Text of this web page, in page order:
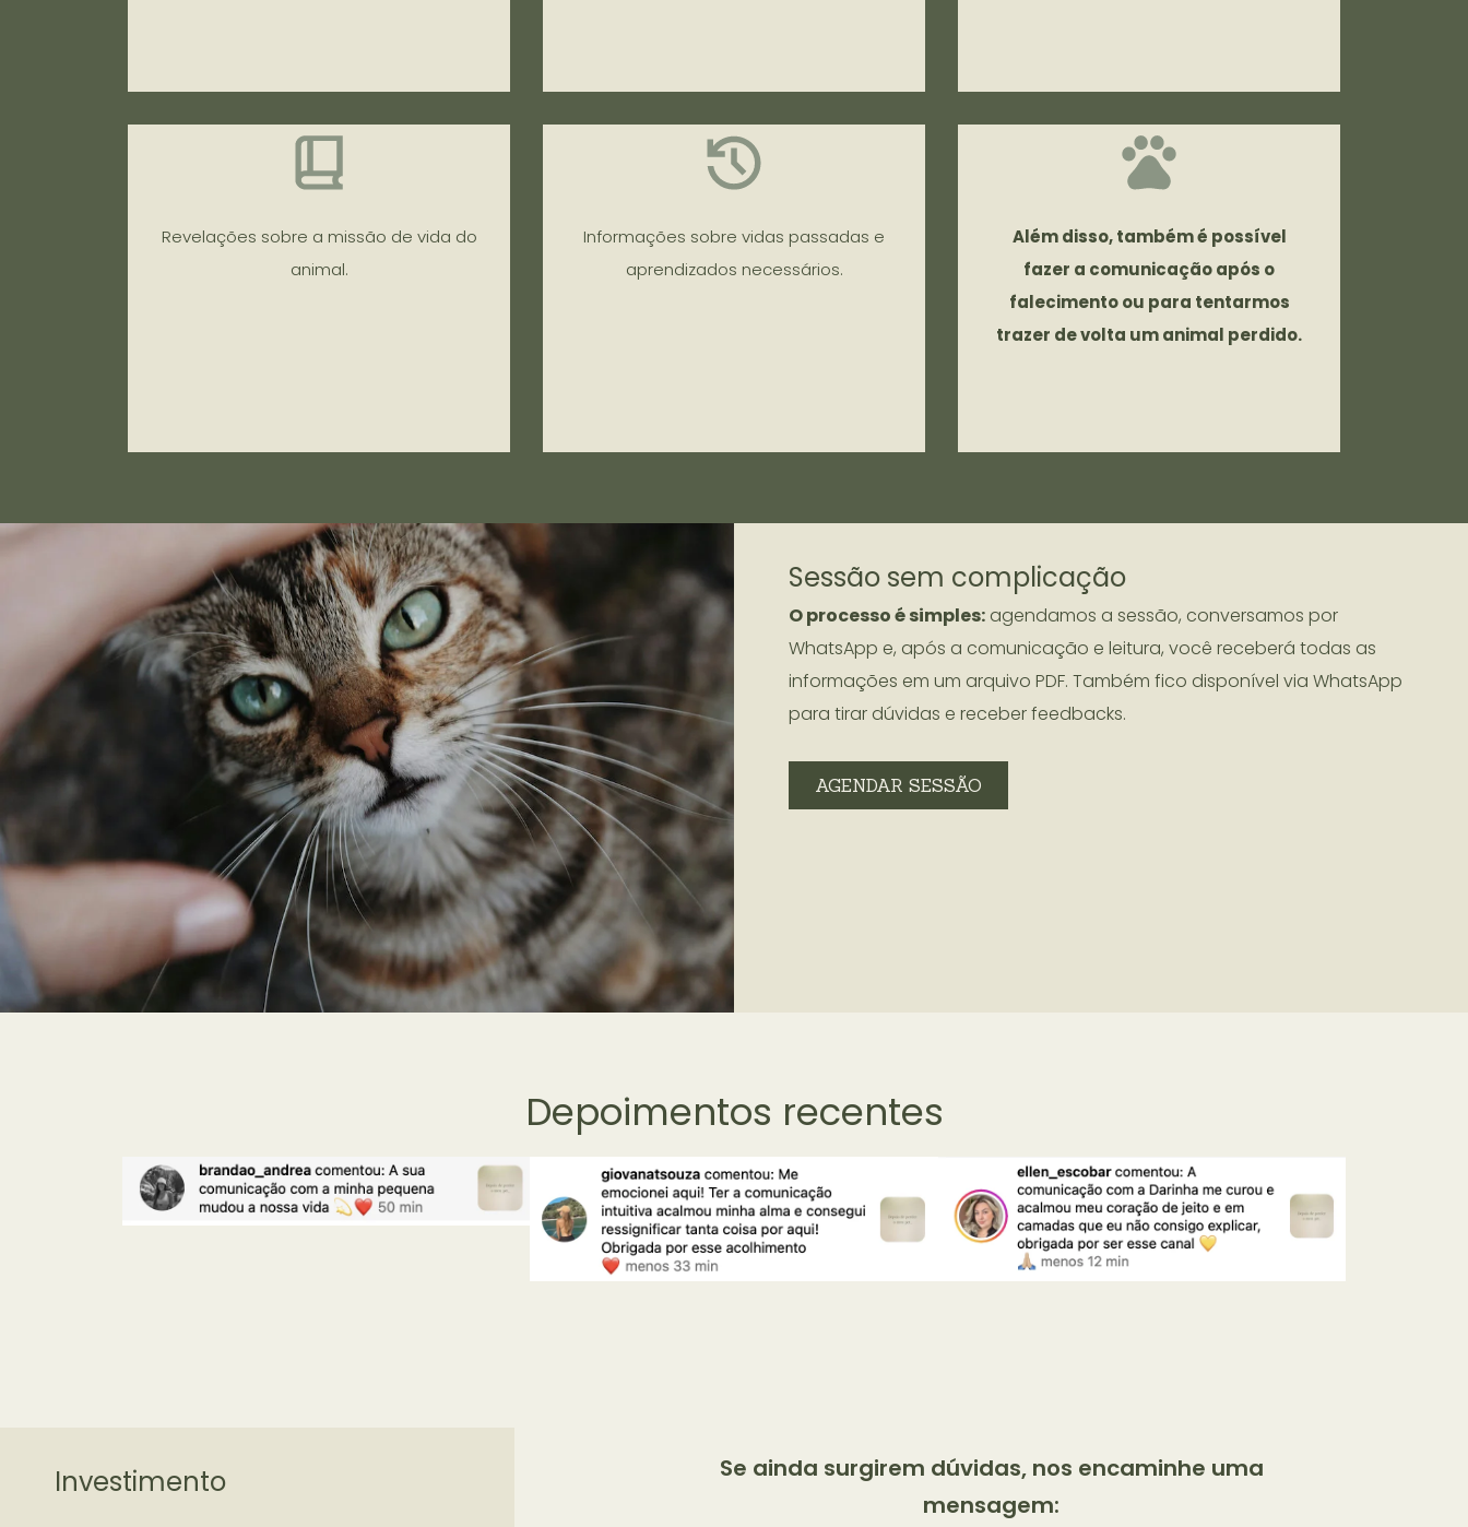
Revelações sobre a missão de vida do
animal.
Informações sobre vidas passadas e
aprendizados necessários.
Além disso, também é possível
fazer a comunicação após o
falecimento ou para tentarmos
trazer de volta um animal perdido.
Sessão sem complicação
O processo é simples: agendamos a sessão, conversamos por
WhatsApp e, após a comunicação e leitura, você receberá todas as
informações em um arquivo PDF. Também fico disponível via WhatsApp
para tirar dúvidas e receber feedbacks.
AGENDAR SESSÃO
Depoimentos recentes
Investimento
Se ainda surgirem dúvidas, nos encaminhe uma
mensagem: